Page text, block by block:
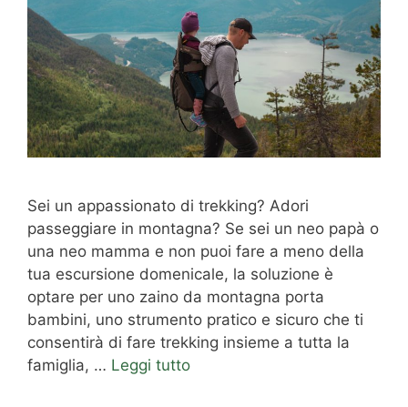
Sei un appassionato di trekking? Adori
passeggiare in montagna? Se sei un neo papà o
una neo mamma e non puoi fare a meno della
tua escursione domenicale, la soluzione è
optare per uno zaino da montagna porta
bambini, uno strumento pratico e sicuro che ti
consentirà di fare trekking insieme a tutta la
famiglia, … Leggi tutto